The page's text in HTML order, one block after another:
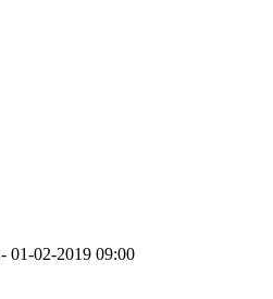
- 01-02-2019 09:00